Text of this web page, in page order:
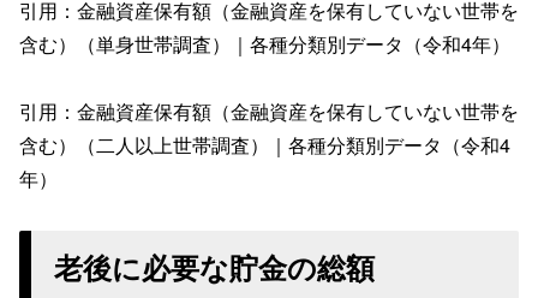
引用：金融資産保有額（金融資産を保有していない世帯を
含む）（単身世帯調査）｜各種分類別データ（令和4年）
引用：金融資産保有額（金融資産を保有していない世帯を
含む）（二人以上世帯調査）｜各種分類別データ（令和4
年）
老後に必要な貯金の総額